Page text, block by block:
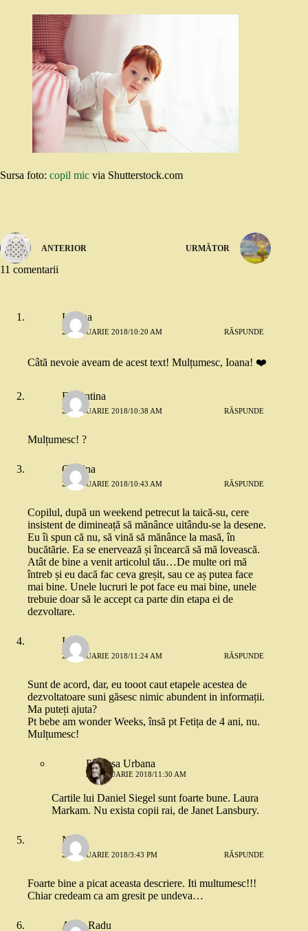
Sursa foto: copil mic via Shutterstock.com
ANTERIOR URMĂTOR
11 comentarii
Liliana
22 IANUARIE 2018/10:20 AM RĂSPUNDE
Câtă nevoie aveam de acest text! Mulțumesc, Ioana! ❤️
Florentina
22 IANUARIE 2018/10:38 AM RĂSPUNDE
Mulțumesc! ?
Cristina
22 IANUARIE 2018/10:43 AM RĂSPUNDE
Copilul, după un weekend petrecut la taică-su, cere
insistent de dimineață să mănânce uitându-se la desene.
Eu îi spun că nu, să vină să mănânce la masă, în
bucătărie. Ea se enervează și încearcă să mă lovească.
Atât de bine a venit articolul tău…De multe ori mă
întreb și eu dacă fac ceva greșit, sau ce aș putea face
mai bine. Unele lucruri le pot face eu mai bine, unele
trebuie doar să le accept ca parte din etapa ei de
dezvoltare.
Iulia
22 IANUARIE 2018/11:24 AM RĂSPUNDE
Sunt de acord, dar, eu tooot caut etapele acestea de
dezvoltatoare suni găsesc nimic abundent in informații.
Ma puteți ajuta?
Pt bebe am wonder Weeks, însă pt Fetița de 4 ani, nu.
Mulțumesc!
Printesa Urbana
22 IANUARIE 2018/11:30 AM
Cartile lui Daniel Siegel sunt foarte bune. Laura
Markam. Nu exista copii rai, de Janet Lansbury.
Nico
22 IANUARIE 2018/3:43 PM RĂSPUNDE
Foarte bine a picat aceasta descriere. Iti multumesc!!!
Chiar credeam ca am gresit pe undeva…
Anca Radu